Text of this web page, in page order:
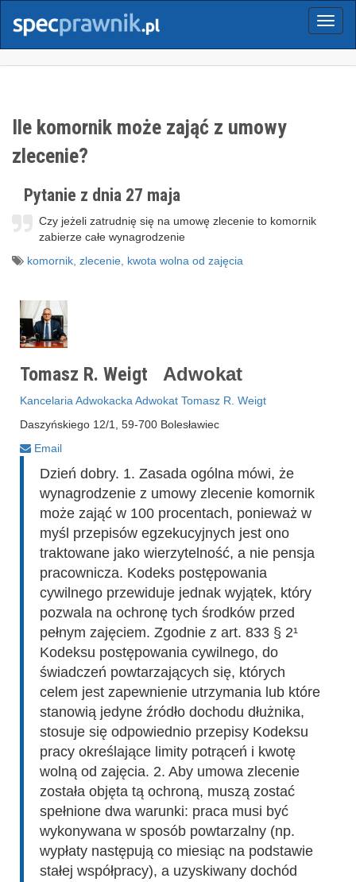
Menu
Ile komornik może zająć z umowy
zlecenie?
Pytanie z dnia 27 maja
Czy jeżeli zatrudnię się na umowę zlecenie to komornik
zabierze całe wynagrodzenie
komornik zlecenie kwota wolna od zajęcia
Tomasz R. Weigt Adwokat
Kancelaria Adwokacka Adwokat Tomasz R. Weigt
Daszyńskiego 12/1, 59-700 Bolesławiec
Email
Dzień dobry. 1. Zasada ogólna mówi, że
wynagrodzenie z umowy zlecenie komornik
może zająć w 100 procentach, ponieważ w
myśl przepisów egzekucyjnych jest ono
traktowane jako wierzytelność, a nie pensja
pracownicza. Kodeks postępowania
cywilnego przewiduje jednak wyjątek, który
pozwala na ochronę tych środków przed
pełnym zajęciem. Zgodnie z art. 833 § 2¹
Kodeksu postępowania cywilnego, do
świadczeń powtarzających się, których
celem jest zapewnienie utrzymania lub które
stanowią jedyne źródło dochodu dłużnika,
stosuje się odpowiednio przepisy Kodeksu
pracy określające limity potrąceń i kwotę
wolną od zajęcia. 2. Aby umowa zlecenie
została objęta tą ochroną, muszą zostać
spełnione dwa warunki: praca musi być
wykonywana w sposób powtarzalny (np.
wypłaty następują co miesiąc na podstawie
stałej współpracy), a uzyskiwany dochód